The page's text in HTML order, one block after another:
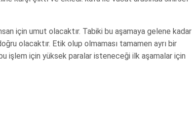
için umut olacaktır. Tabiki bu aşamaya gelene kadar
olacaktır. Etik olup olmaması tamamen ayrı bir
işlem için yüksek paralar isteneceği ilk aşamalar için